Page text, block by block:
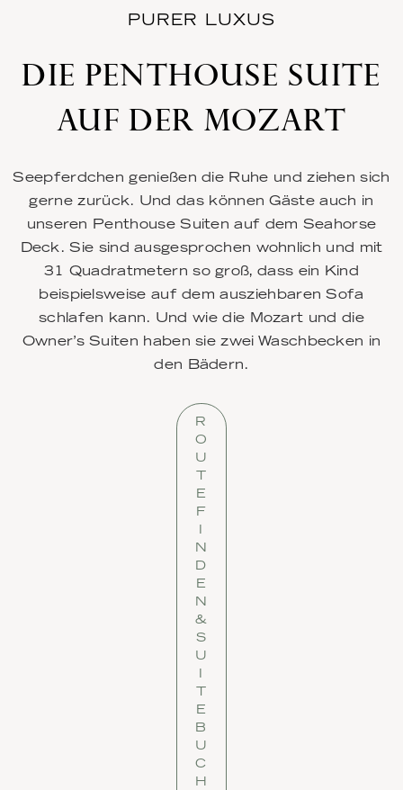
PURER LUXUS
DIE PENTHOUSE SUITE
AUF DER MOZART
Seepferdchen genießen die Ruhe und ziehen sich
gerne zurück. Und das können Gäste auch in
unseren Penthouse Suiten auf dem Seahorse
Deck. Sie sind ausgesprochen wohnlich und mit
31 Quadratmetern so groß, dass ein Kind
beispielsweise auf dem ausziehbaren Sofa
schlafen kann. Und wie die Mozart und die
Owner’s Suiten haben sie zwei Waschbecken in
den Bädern.
R
O
U
T
E
F
I
N
D
E
N
&
S
U
I
T
E
B
U
C
H